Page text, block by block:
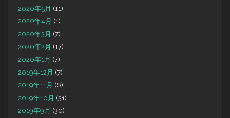
2020年5月 (11)
2020年4月 (1)
2020年3月 (7)
2020年2月 (17)
2020年1月 (7)
2019年12月 (7)
2019年11月 (6)
2019年10月 (31)
2019年9月 (30)